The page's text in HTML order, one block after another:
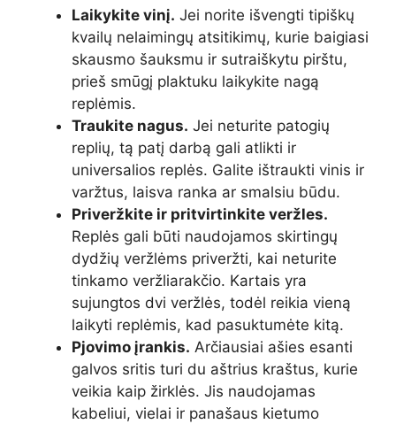
Laikykite vinį. Jei norite išvengti tipiškų
kvailų nelaimingų atsitikimų, kurie baigiasi
skausmo šauksmu ir sutraiškytu pirštu,
prieš smūgį plaktuku laikykite nagą
replėmis.
Traukite nagus. Jei neturite patogių
replių, tą patį darbą gali atlikti ir
universalios replės. Galite ištraukti vinis ir
varžtus, laisva ranka ar smalsiu būdu.
Priveržkite ir pritvirtinkite veržles.
Replės gali būti naudojamos skirtingų
dydžių veržlėms priveržti, kai neturite
tinkamo veržliarakčio. Kartais yra
sujungtos dvi veržlės, todėl reikia vieną
laikyti replėmis, kad pasuktumėte kitą.
Pjovimo įrankis. Arčiausiai ašies esanti
galvos sritis turi du aštrius kraštus, kurie
veikia kaip žirklės. Jis naudojamas
kabeliui, vielai ir panašaus kietumo